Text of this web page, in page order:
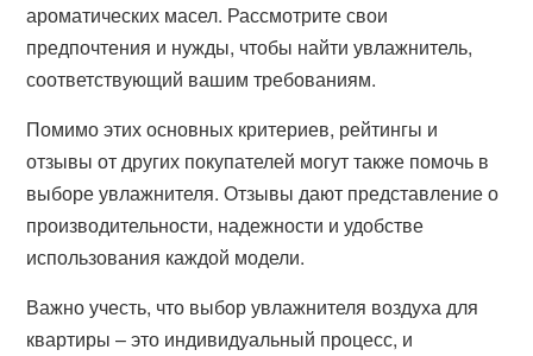
ароматических масел. Рассмотрите свои
предпочтения и нужды, чтобы найти увлажнитель,
соответствующий вашим требованиям.
Помимо этих основных критериев, рейтингы и
отзывы от других покупателей могут также помочь в
выборе увлажнителя. Отзывы дают представление о
производительности, надежности и удобстве
использования каждой модели.
Важно учесть, что выбор увлажнителя воздуха для
квартиры – это индивидуальный процесс, и